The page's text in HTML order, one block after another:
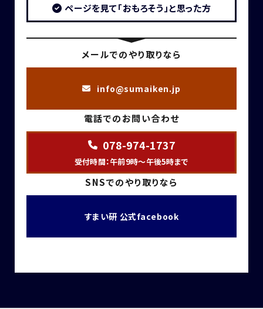
ページを見て「おもろそう」と思った方
メールでのやり取りなら
info@sumaiken.jp
電話でのお問い合わせ
078-974-1737
受付時間：午前9時～午後5時まで
SNSでのやり取りなら
すまい研 公式facebook